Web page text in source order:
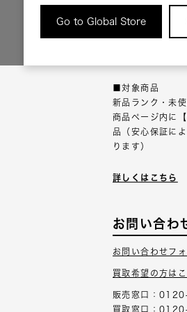
Go to Global Store返品につい
■対象商品
新品ランク・未
商品ページ内に
品（安心保証に
ります）
詳しくはこちら
お問い合わ
お問い合わせフ
買取希望の方は
販売窓口：
買取窓口：